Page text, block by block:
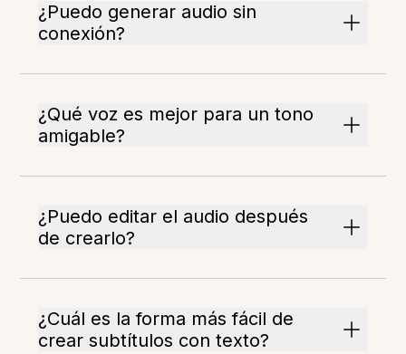
¿Puedo generar audio sin
conexión?
¿Qué voz es mejor para un tono
amigable?
¿Puedo editar el audio después
de crearlo?
¿Cuál es la forma más fácil de
crear subtítulos con texto?